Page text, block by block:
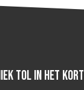
Tol in het kort